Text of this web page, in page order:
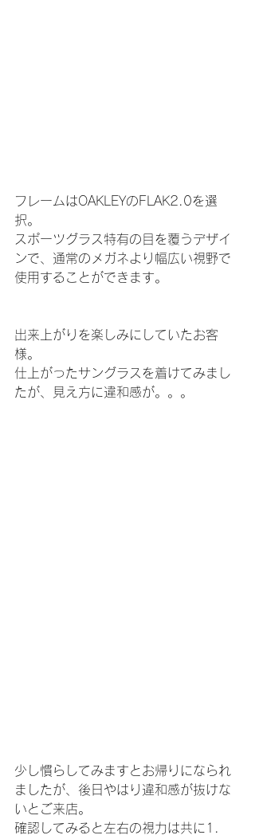
フレームはOAKLEYのFLAK2.0を選
択。
スポーツグラス特有の目を覆うデザイ
ンで、通常のメガネより幅広い視野で
使用することができます。
出来上がりを楽しみにしていたお客
様。
仕上がったサングラスを着けてみまし
たが、見え方に違和感が。。。
少し慣らしてみますとお帰りになられ
ましたが、後日やはり違和感が抜けな
いとご来店。
確認してみると左右の視力は共に1.